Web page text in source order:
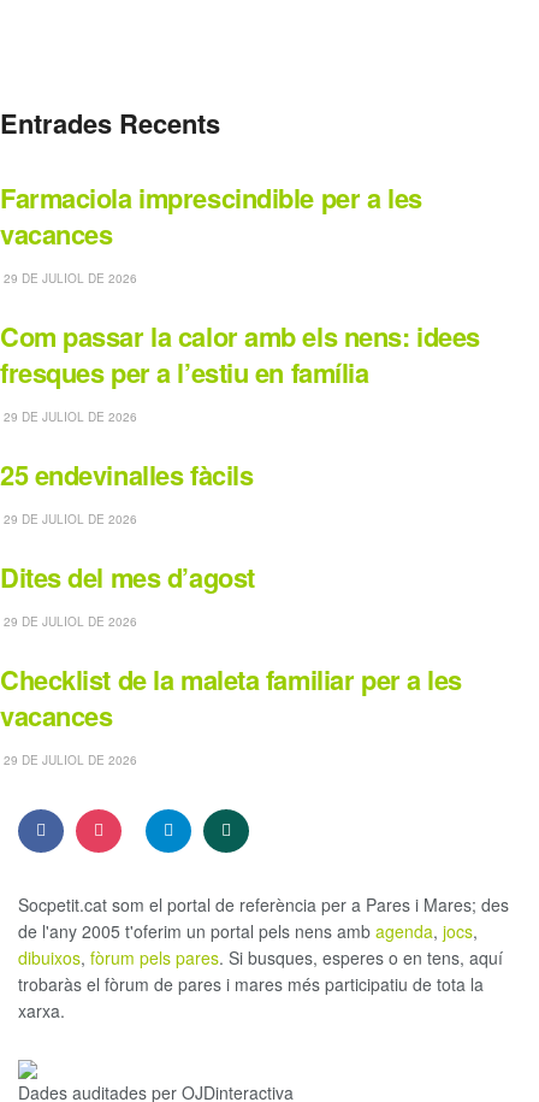
Entrades Recents
Farmaciola imprescindible per a les
vacances
29 DE JULIOL DE 2026
Com passar la calor amb els nens: idees
fresques per a l’estiu en família
29 DE JULIOL DE 2026
25 endevinalles fàcils
29 DE JULIOL DE 2026
Dites del mes d’agost
29 DE JULIOL DE 2026
Checklist de la maleta familiar per a les
vacances
29 DE JULIOL DE 2026
Socpetit.cat som el portal de referència per a Pares i Mares; des
de l'any 2005 t'oferim un portal pels nens amb agenda, jocs,
dibuixos, fòrum pels pares. Si busques, esperes o en tens, aquí
trobaràs el fòrum de pares i mares més participatiu de tota la
xarxa.
Dades auditades per OJDinteractiva